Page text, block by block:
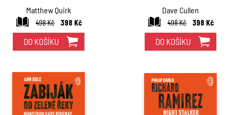
Matthew Quirk
498 Kč
398 Kč
DO KOŠÍKU
Dave Cullen
498 Kč
398 Kč
DO KOŠÍKU